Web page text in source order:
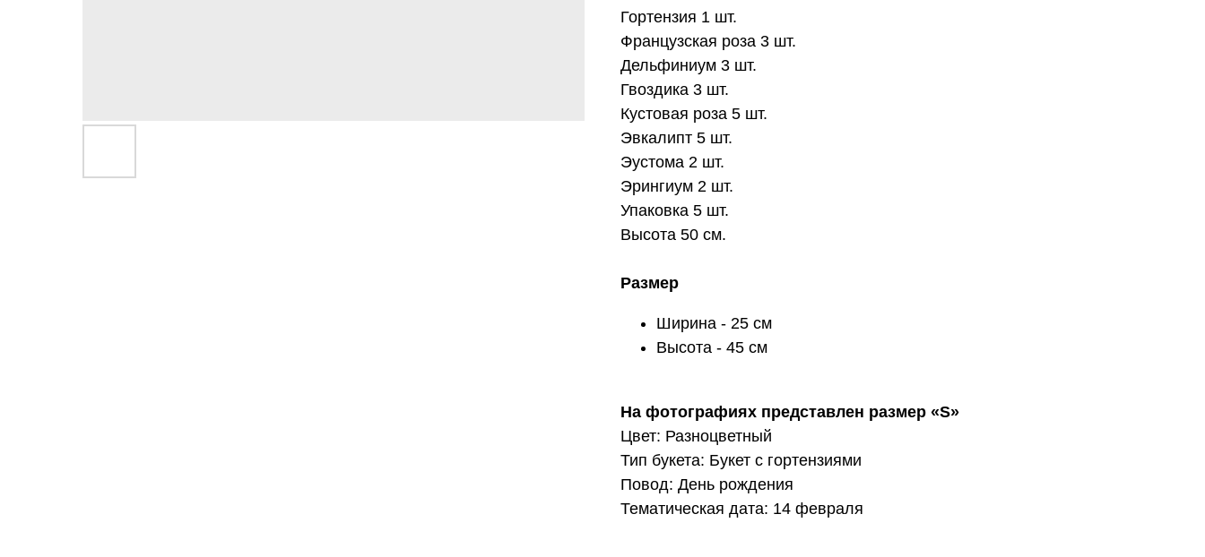
Гортензия 1 шт.
Французская роза 3 шт.
Дельфиниум 3 шт.
Гвоздика 3 шт.
Кустовая роза 5 шт.
Эвкалипт 5 шт.
Эустома 2 шт.
Эрингиум 2 шт.
Упаковка 5 шт.
Высота 50 см.
Размер
Ширина - 25 см
Высота - 45 см
На фотографиях представлен размер «S»
Цвет: Разноцветный
Тип букета: Букет с гортензиями
Повод: День рождения
Тематическая дата: 14 февраля